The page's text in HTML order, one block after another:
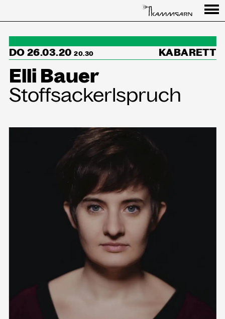
Programm
↳Summer Sessions
Besuch
Ausstellungen
Über uns
Partner
Aktuelles
Presse
Rückschau
DO 26.03.20 20.30 KABARETT
Elli Bauer
Stoffsackerlspruch